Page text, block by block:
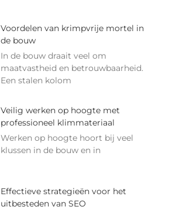
Voordelen van krimpvrije mortel in
de bouw
In de bouw draait veel om
maatvastheid en betrouwbaarheid.
Een stalen kolom
Veilig werken op hoogte met
professioneel klimmateriaal
Werken op hoogte hoort bij veel
klussen in de bouw en in
Effectieve strategieën voor het
uitbesteden van SEO